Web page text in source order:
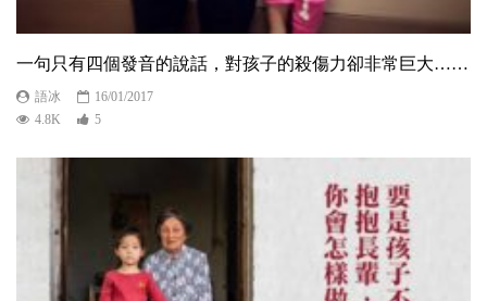
一句只有四個發音的說話，對孩子的殺傷力卻非常巨大……
語冰
16/01/2017
4.8K
5